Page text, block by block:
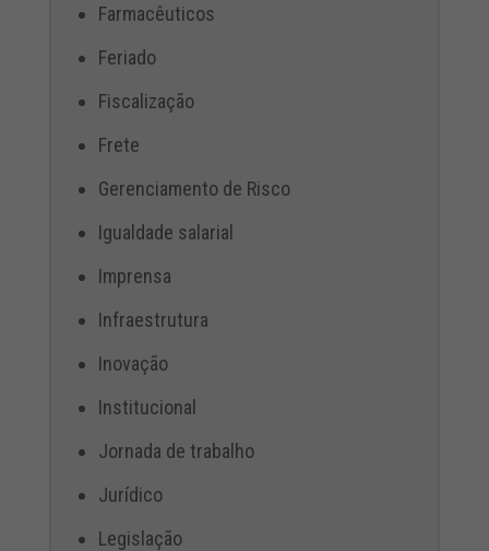
Farmacêuticos
Feriado
Fiscalização
Frete
Gerenciamento de Risco
Igualdade salarial
Imprensa
Infraestrutura
Inovação
Institucional
Jornada de trabalho
Jurídico
Legislação